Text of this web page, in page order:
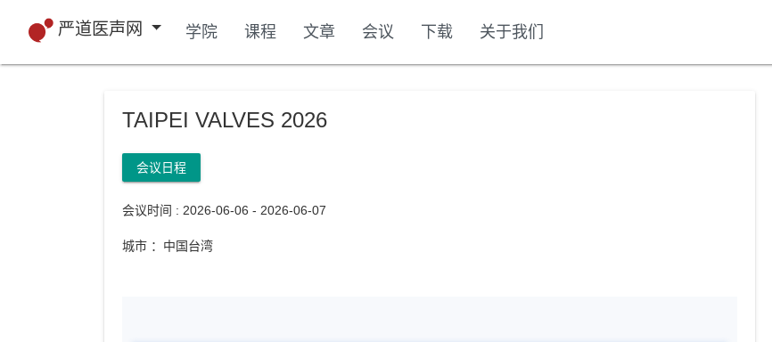
严道医声网 学院 课程 文章 会议 下载 关于我们
TAIPEI VALVES 2026
会议日程
会议时间 : 2026-06-06 - 2026-06-07
城市 ：中国台湾